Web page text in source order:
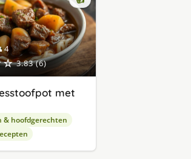
4
3.83 (6)
met
& hoofdgerechten